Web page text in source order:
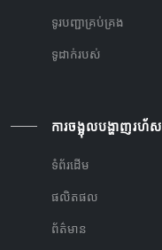
ទូរបញ្ជាគ្រប់គ្រង
ទូដាក់របស់
ការចង្អុលបង្ហាញរហ័ស
ទំព័រដើម
ផលិតផល
ព័ត៌មាន